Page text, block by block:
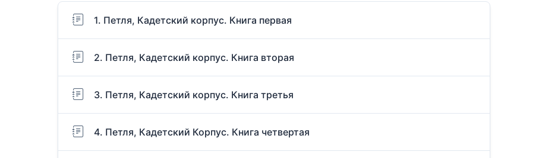
1. Петля, Кадетский корпус. Книга первая
2. Петля, Кадетский корпус. Книга вторая
3. Петля, Кадетский корпус. Книга третья
4. Петля, Кадетский Корпус. Книга четвертая